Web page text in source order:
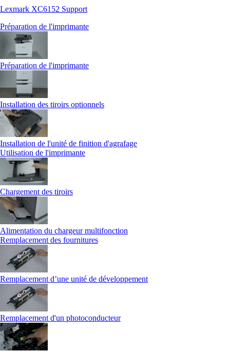
Lexmark XC6152 Support
Préparation de l'imprimante
Préparation de l'imprimante
Installation des tiroirs optionnels
Installation de l'unité de finition d'agrafage
Utilisation de l'imprimante
Chargement des tiroirs
Alimentation du chargeur multifonction
Remplacement des fournitures
Remplacement d’une unité de développement
Remplacement d'un photoconducteur